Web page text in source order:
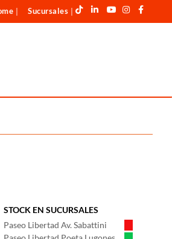
Sucursales
STOCK EN SUCURSALES
Paseo Libertad Av. Sabattini